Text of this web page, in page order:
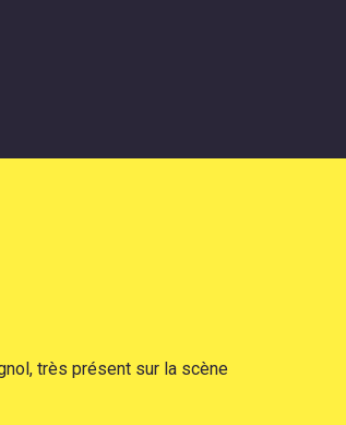
très présent sur la scène